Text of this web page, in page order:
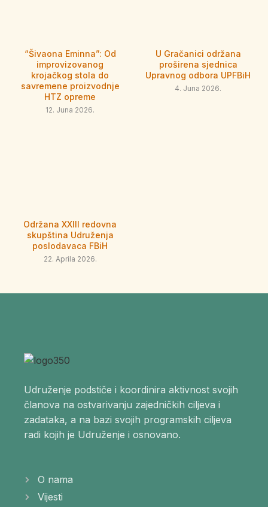
“Šivaona Eminna”: Od
improvizovanog
krojačkog stola do
savremene proizvodnje
HTZ opreme
12. Juna 2026.
U Gračanici održana
proširena sjednica
Upravnog odbora UPFBiH
4. Juna 2026.
Održana XXIII redovna
skupština Udruženja
poslodavaca FBiH
22. Aprila 2026.
Udruženje podstiče i koordinira aktivnost svojih
članova na ostvarivanju zajedničkih ciljeva i
zadataka, a na bazi svojih programskih ciljeva
radi kojih je Udruženje i osnovano.
O nama
Vijesti